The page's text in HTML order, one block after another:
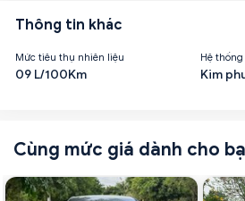
Thông tin khác
Mức tiêu thụ nhiên liệu
09 L/100Km
Hệ
Kim
Cùng mức giá dành cho